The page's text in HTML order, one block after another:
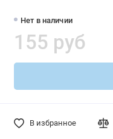
Нет в наличии
155 руб
В избранное